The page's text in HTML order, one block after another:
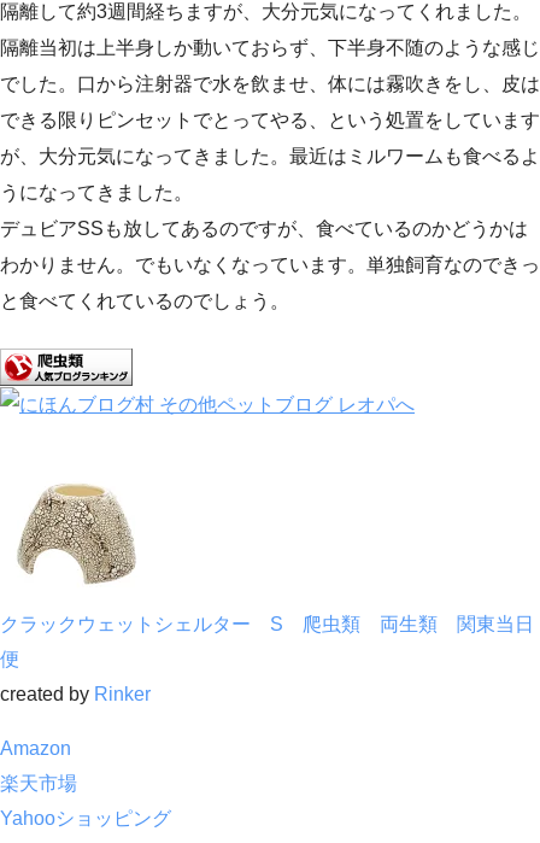
隔離して約3週間経ちますが、大分元気になってくれました。
隔離当初は上半身しか動いておらず、下半身不随のような感じ
でした。口から注射器で水を飲ませ、体には霧吹きをし、皮は
できる限りピンセットでとってやる、という処置をしています
が、大分元気になってきました。最近はミルワームも食べるよ
うになってきました。
デュビアSSも放してあるのですが、食べているのかどうかは
わかりません。でもいなくなっています。単独飼育なのできっ
と食べてくれているのでしょう。
クラックウェットシェルター S 爬虫類 両生類 関東当日
便
created by Rinker
Amazon
楽天市場
Yahooショッピング